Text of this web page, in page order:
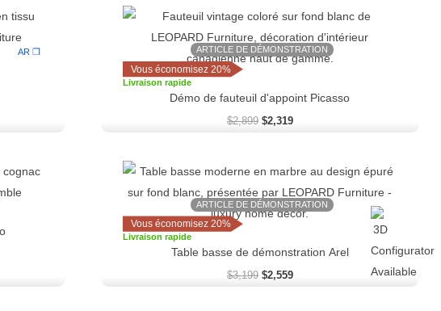
AR ❒
Vous économisez 20%
ARTICLE DE DÉMONSTRATION
Livraison rapide
Démo de fauteuil d'appoint Picasso
$2,899
Le
initial
était :
$2,899.
$2,319
Le
actuel
est :
$2,319.
Vous économisez 20%
ARTICLE DE DÉMONSTRATION
Livraison rapide
Table basse de démonstration Arel
$3,199
initial
était :
$3,199.
$2,559
Le
actuel
est :
$2,559.